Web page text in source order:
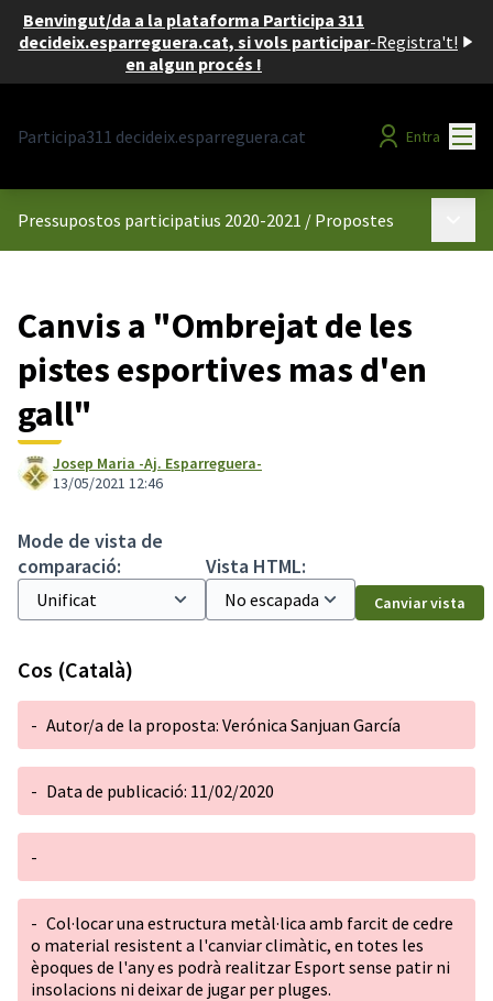
Benvingut/da a la plataforma Participa 311
decideix.esparreguera.cat, si vols participar
en algun procés !
-Registra't!
Participa311 decideix.esparreguera.cat Entra
Pressupostos participatius 2020-2021 / Propostes
Canvis a "Ombrejat de les
pistes esportives mas d'en
gall"
Josep Maria -Aj. Esparreguera-
13/05/2021 12:46
Mode de vista de
comparació:
Vista HTML:
Canviar vista
Cos (Català)
- Autor/a de la proposta: Verónica Sanjuan García
- Data de publicació: 11/02/2020
-
- Col·locar una estructura metàl·lica amb farcit de cedre
o material resistent a l'canviar climàtic, en totes les
èpoques de l'any es podrà realitzar Esport sense patir ni
insolacions ni deixar de jugar per pluges.